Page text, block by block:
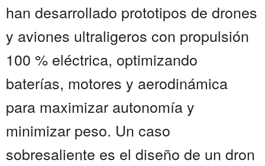
han desarrollado prototipos de drones
y aviones ultraligeros con propulsión
100 % eléctrica, optimizando
baterías, motores y aerodinámica
para maximizar autonomía y
minimizar peso. Un caso
sobresaliente es el diseño de un dron